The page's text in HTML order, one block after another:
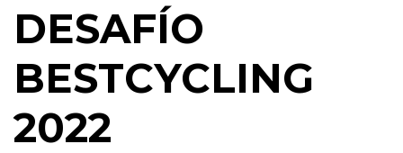
DESAFÍO
BESTCYCLING
2022